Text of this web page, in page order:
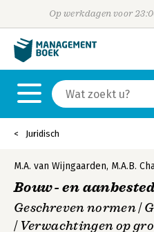
Op werkdagen voor
Juridisch
M.A. van Wijngaarden, M.A.B.
Bouw- en
Geschreven normen |
| Verwachtingen op